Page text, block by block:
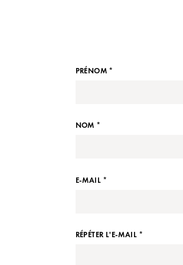
PRÉNOM *
NOM *
E-MAIL *
RÉPÉTER L'E-MAIL *